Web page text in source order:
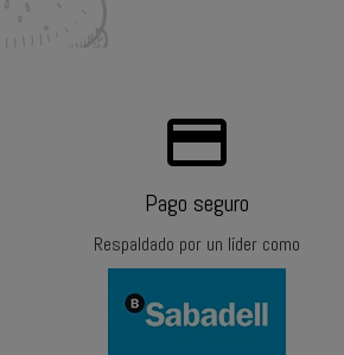
payments
Pago seguro
Respaldado por un líder como